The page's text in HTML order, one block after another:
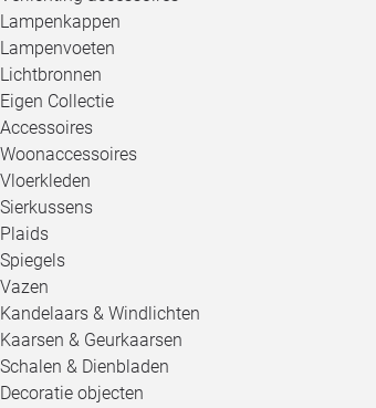
Lampenkappen
Lampenvoeten
Lichtbronnen
Eigen Collectie
Accessoires
Woonaccessoires
Vloerkleden
Sierkussens
Plaids
Spiegels
Vazen
Kandelaars & Windlichten
Kaarsen & Geurkaarsen
Schalen & Dienbladen
Decoratie objecten